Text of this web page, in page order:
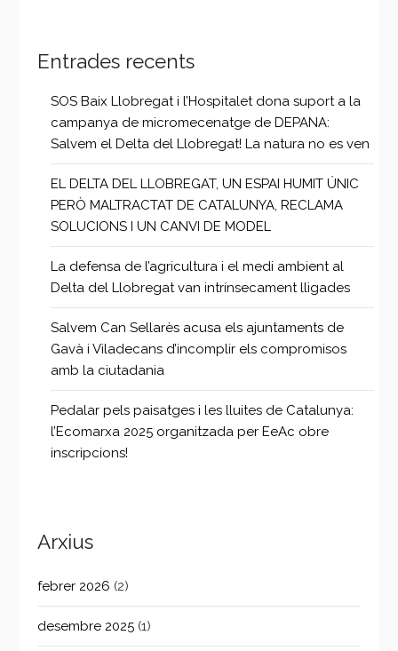
Entrades recents
SOS Baix Llobregat i l’Hospitalet dona suport a la
campanya de micromecenatge de DEPANA:
Salvem el Delta del Llobregat! La natura no es ven
EL DELTA DEL LLOBREGAT, UN ESPAI HUMIT ÚNIC
PERÒ MALTRACTAT DE CATALUNYA, RECLAMA
SOLUCIONS I UN CANVI DE MODEL
La defensa de l’agricultura i el medi ambient al
Delta del Llobregat van intrínsecament lligades
Salvem Can Sellarès acusa els ajuntaments de
Gavà i Viladecans d’incomplir els compromisos
amb la ciutadania
Pedalar pels paisatges i les lluites de Catalunya:
l’Ecomarxa 2025 organitzada per EeAc obre
inscripcions!
Arxius
febrer 2026 (2)
desembre 2025 (1)